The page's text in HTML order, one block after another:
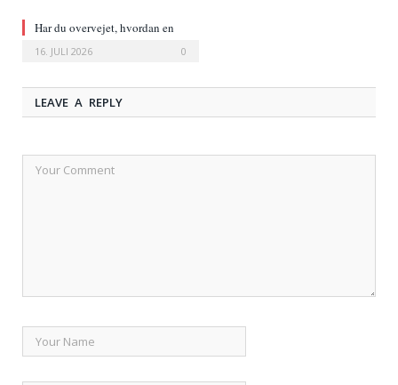
Har du overvejet, hvordan en
16. JULI 2026 0
LEAVE A REPLY